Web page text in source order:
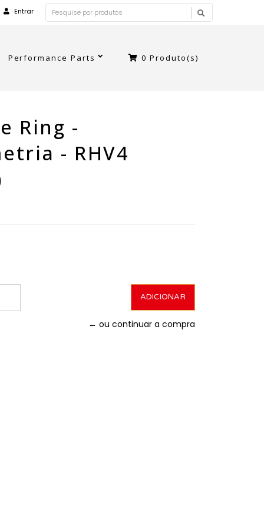
Entrar
Performance Parts 0 Produto(s)
Ring -
- RHV4
← ou continuar a compra